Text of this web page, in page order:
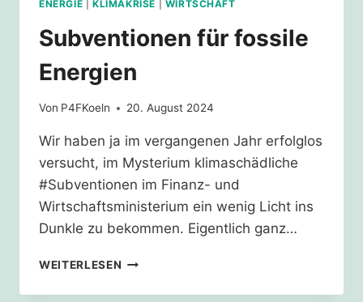
ENERGIE KLIMAKRISE WIRTSCHAFT
Subventionen für fossile
Energien
Von P4FKoeln 20. August 2024
Wir haben ja im vergangenen Jahr erfolglos
versucht, im Mysterium klimaschädliche
#Subventionen im Finanz- und
Wirtschaftsministerium ein wenig Licht ins
Dunkle zu bekommen. Eigentlich ganz…
WEITERLESEN SUBVENTIONEN
FOSSILE